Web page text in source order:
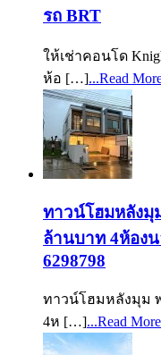
รถ BRT
ให้เช่าคอนโด
ห้อ […]...Read
ทาวน์โฮมหลังมุ
ล้านบาท 4ห้อง
6298798
ทาวน์โฮมหลังมุม พ
4ห […]...Read